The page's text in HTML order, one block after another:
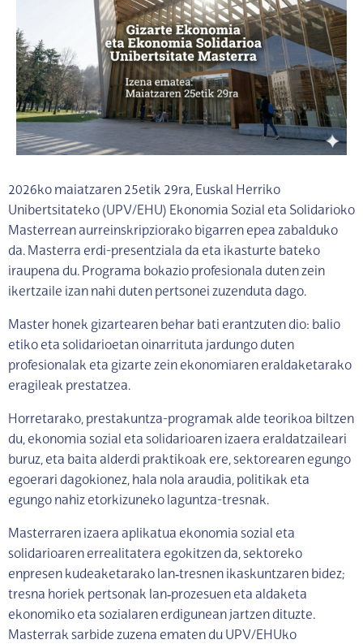
2026ko maiatzaren 25etik 29ra, Euskal Herriko
Unibertsitateko (UPV/EHU) Ekonomia Sozial eta Solidarioko
Masterrean aurreinskripziorako bigarren epea zabalduko
da. Masterra erdi-presentziala da eta ikasturte bateko
iraupena du. Programa bokazio profesionala duten zein
ikertzaile izan nahi duten pertsonei zuzenduta dago.
Master honek gizartearen behar bati erantzuten dio: balio
etiko eta solidarioetan oinarrituta jardungo duten
profesionalak eta gizarte zein ekonomiaren eraldaketarako
eragileak prestatzea.
Horretarako, prestakuntza-programak alde teorikoa biltzen
du, ekonomia sozial eta solidarioaren izaera eraldatzaileari
buruz, eta baita alderdi praktikoak ere, sektorearen egungo
egoerari dagokionez, hala nola araudia, politikak eta
egungo nahiz etorkizuneko laguntza-tresnak.
Masterraren izaera aplikatua ekonomia sozial eta
solidarioaren errealitatera egokitzen da, sektoreko
enpresen kudeaketarako lan‑tresnen ikaskuntzaren bidez;
tresna horiek pertsonak lan‑prozesuen eta aldaketa
ekonomiko eta sozialaren erdigunean jartzen dituzte.
Masterrak sarbide zuzena ematen du UPV/EHUko